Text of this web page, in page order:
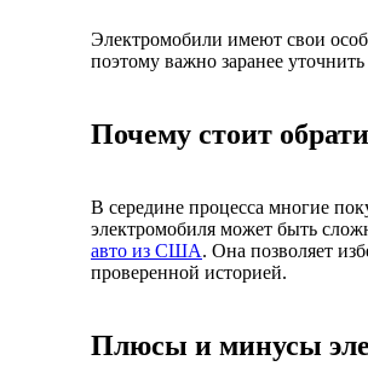
Электромобили имеют свои
поэтому важно заранее
Почему стоит
В середине процесса многие
электромобиля может быть
авто из США. Она позволяет
проверенной историей.
Плюсы и минусы